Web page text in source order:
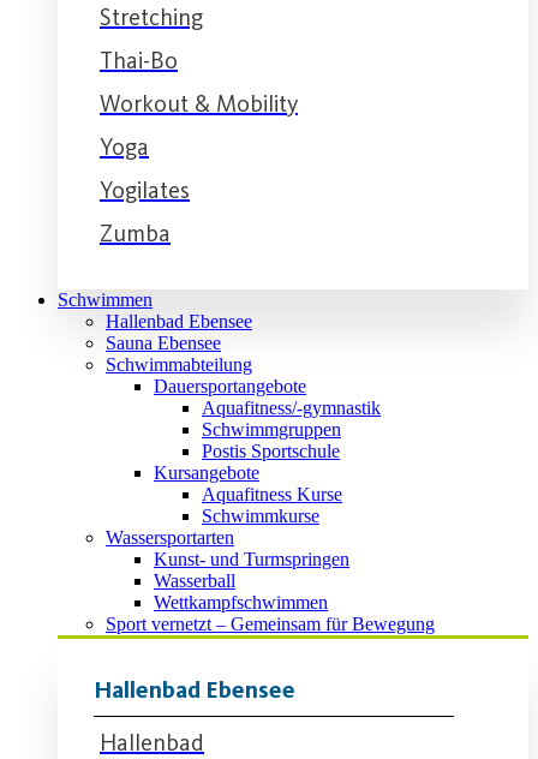
Stretching
Thai-Bo
Workout & Mobility
Yoga
Yogilates
Zumba
Schwimmen
Hallenbad Ebensee
Sauna Ebensee
Schwimmabteilung
Dauersportangebote
Aquafitness/-gymnastik
Schwimmgruppen
Postis Sportschule
Kursangebote
Aquafitness Kurse
Schwimmkurse
Wassersportarten
Kunst- und Turmspringen
Wasserball
Wettkampfschwimmen
Sport vernetzt – Gemeinsam für Bewegung
Hallenbad Ebensee
Hallenbad